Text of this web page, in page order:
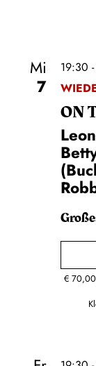
Mi
7
19:30
ON
€ 70,00